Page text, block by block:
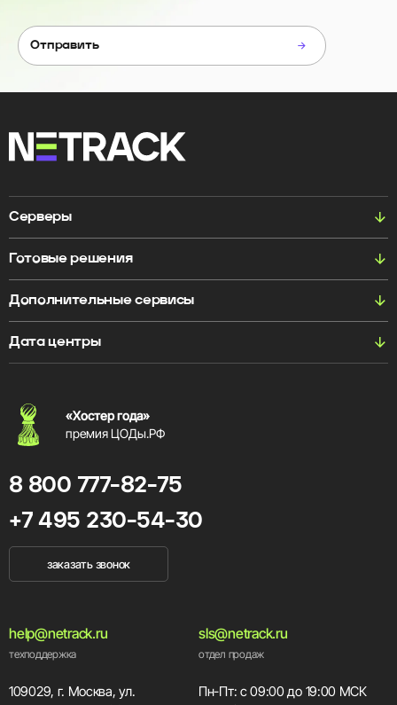
Отправить
Серверы
Готовые решения
Дополнительные сервисы
Дата центры
«Хостер года»
премия ЦОДы.РФ
8 800 777-82-75
+7 495 230-54-30
заказать звонок
help@netrack.ru
техподдержка
sls@netrack.ru
отдел продаж
109029, г. Москва, ул.
Пн-Пт: с 09:00 до 19:00 МСК